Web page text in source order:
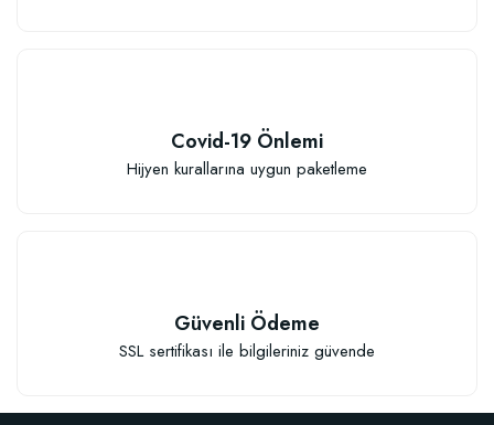
TÜKENDI
Granül Kaktüs Sukulent Gübresi (0,5 kg)
Covid-19 Önlemi
Hijyen kurallarına uygun paketleme
Güvenli Ödeme
SSL sertifikası ile bilgileriniz güvende